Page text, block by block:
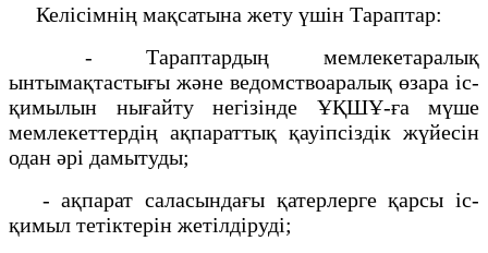
Келісімнің мақсатына жету үшін Тараптар:
- Тараптардың мемлекетаралық
ынтымақтастығы және ведомствоаралық өзара іс-
қимылын нығайту негізінде ҰҚШҰ-ға мүше
мемлекеттердің ақпараттық қауіпсіздік жүйесін
одан әрі дамытуды;
- ақпарат саласындағы қатерлерге қарсы іс-
қимыл тетіктерін жетілдіруді;